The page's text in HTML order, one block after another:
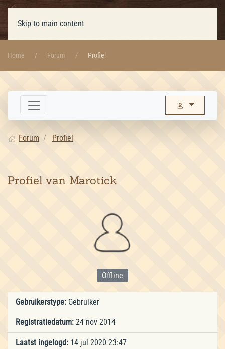
Skip to main content
Home Forum Profiel
Forum Profiel
Profiel van Marotick
Offline
Gebruikerstype: Gebruiker
Registratiedatum: 24 nov 2014
Laatst ingelogd: 14 jul 2020 23:47